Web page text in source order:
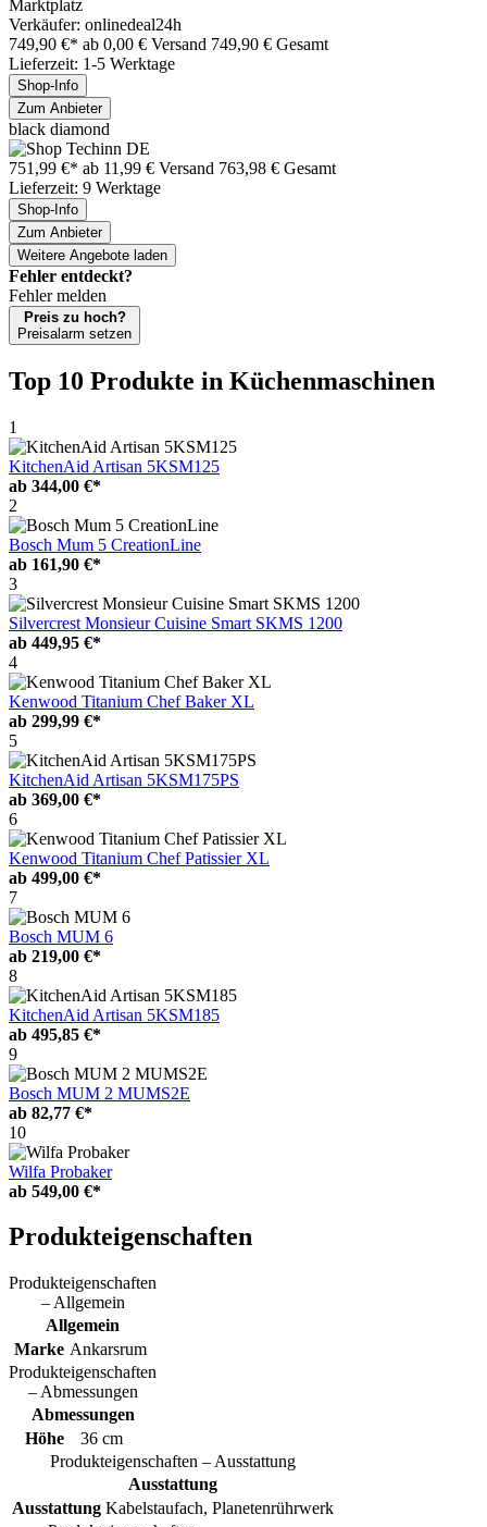
Marktplatz
Verkäufer: onlinedeal24h
749,90 €* ab 0,00 € Versand 749,90 € Gesamt
Lieferzeit: 1-5 Werktage
Shop-Info
Zum Anbieter
black diamond
751,99 €* ab 11,99 € Versand 763,98 € Gesamt
Lieferzeit: 9 Werktage
Shop-Info
Zum Anbieter
Weitere Angebote laden
Fehler entdeckt?
Fehler melden
Preis zu hoch?
Preisalarm setzen
Top 10 Produkte in Küchenmaschinen
1
KitchenAid Artisan 5KSM125
ab 344,00 €*
2
Bosch Mum 5 CreationLine
ab 161,90 €*
3
Silvercrest Monsieur Cuisine Smart SKMS 1200
ab 449,95 €*
4
Kenwood Titanium Chef Baker XL
ab 299,99 €*
5
KitchenAid Artisan 5KSM175PS
ab 369,00 €*
6
Kenwood Titanium Chef Patissier XL
ab 499,00 €*
7
Bosch MUM 6
ab 219,00 €*
8
KitchenAid Artisan 5KSM185
ab 495,85 €*
9
Bosch MUM 2 MUMS2E
ab 82,77 €*
10
Wilfa Probaker
ab 549,00 €*
Produkteigenschaften
Produkteigenschaften
– Allgemein
Allgemein
Marke Ankarsrum
Produkteigenschaften
– Abmessungen
Abmessungen
Höhe
36 cm
Produkteigenschaften – Ausstattung
Ausstattung
Ausstattung Kabelstaufach, Planetenrührwerk